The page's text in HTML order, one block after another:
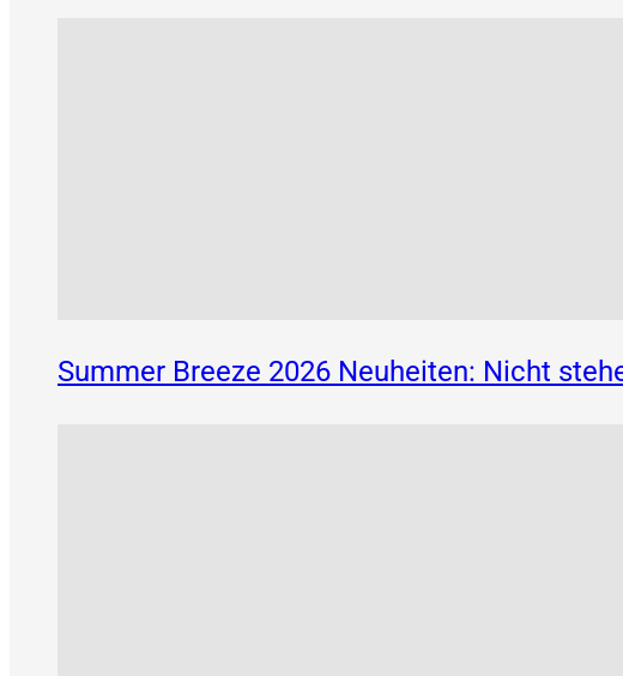
Summer Breeze 2026 Neuheiten: Nicht